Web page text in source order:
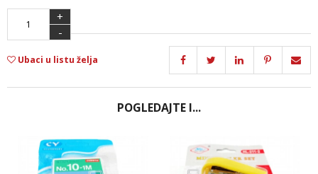
+
-
Ubaci u listu želja
POGLEDAJTE I...